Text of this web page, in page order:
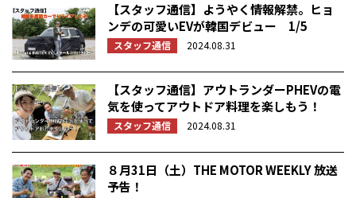
【スタッフ通信】ようやく情報解禁。ヒョ
ンデの可愛いEVが韓国デビュー 1/5
スタッフ通信 2024.08.31
【スタッフ通信】アウトランダーPHEVの電
気を使ってアウトドア料理を楽しもう！
スタッフ通信 2024.08.31
８月31日（土）THE MOTOR WEEKLY 放送
予告！